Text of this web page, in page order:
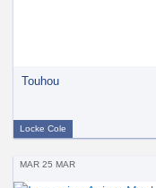
Touhou
Locke Cole
MAR 25 MAR